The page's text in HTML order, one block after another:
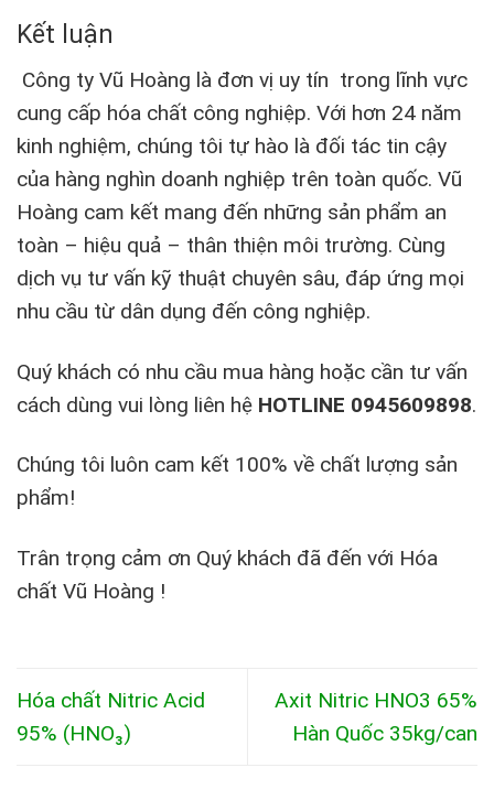
Kết luận
️Công ty Vũ Hoàng là đơn vị uy tín trong lĩnh vực
cung cấp hóa chất công nghiệp. Với hơn 24 năm
kinh nghiệm, chúng tôi tự hào là đối tác tin cậy
của hàng nghìn doanh nghiệp trên toàn quốc. Vũ
Hoàng cam kết mang đến những sản phẩm an
toàn – hiệu quả – thân thiện môi trường. Cùng
dịch vụ tư vấn kỹ thuật chuyên sâu, đáp ứng mọi
nhu cầu từ dân dụng đến công nghiệp.
Quý khách có nhu cầu mua hàng hoặc cần tư vấn
cách dùng vui lòng liên hệ HOTLINE 0945609898.
Chúng tôi luôn cam kết 100% về chất lượng sản
phẩm!
Trân trọng cảm ơn Quý khách đã đến với Hóa
chất Vũ Hoàng !
Hóa chất Nitric Acid
95% (HNO₃)
Axit Nitric HNO3 65%
Hàn Quốc 35kg/can